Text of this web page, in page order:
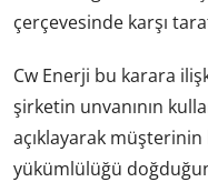
çerçevesinde karşı
Cw Enerji bu karara
şirketin unvanının
açıklayarak
yükümlülüğü